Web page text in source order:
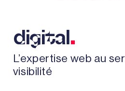
digital .
L’expertise web au
visibilité